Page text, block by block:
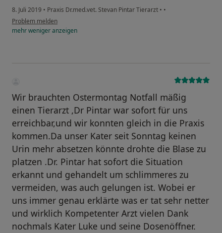
8. Juli 2019 • Praxis Dr.med.vet. Stevan Pintar Tierarzt • •
Problem melden
mehrwenigeranzeigen
Wir brauchten Ostermontag Notfall mäßig
einen Tierarzt ,Dr Pintar war sofort für uns
erreichbar,und wir konnten gleich in die Praxis
kommen.Da unser Kater seit Sonntag keinen
Urin mehr absetzen könnte drohte die Blase zu
platzen .Dr. Pintar hat sofort die Situation
erkannt und gehandelt um schlimmeres zu
vermeiden, was auch gelungen ist. Wobei er
uns immer genau erklärte was er tat sehr netter
und wirklich Kompetenter Arzt vielen Dank
nochmals Kater Luke und seine Dosenöffner.